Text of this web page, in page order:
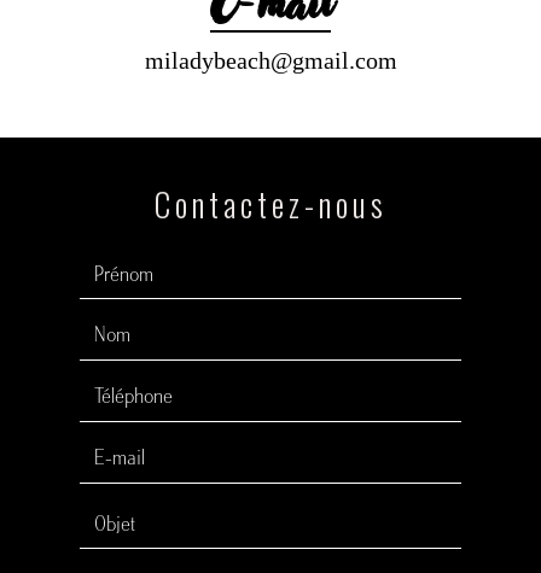
miladybeach@gmail.com
Contactez-nous